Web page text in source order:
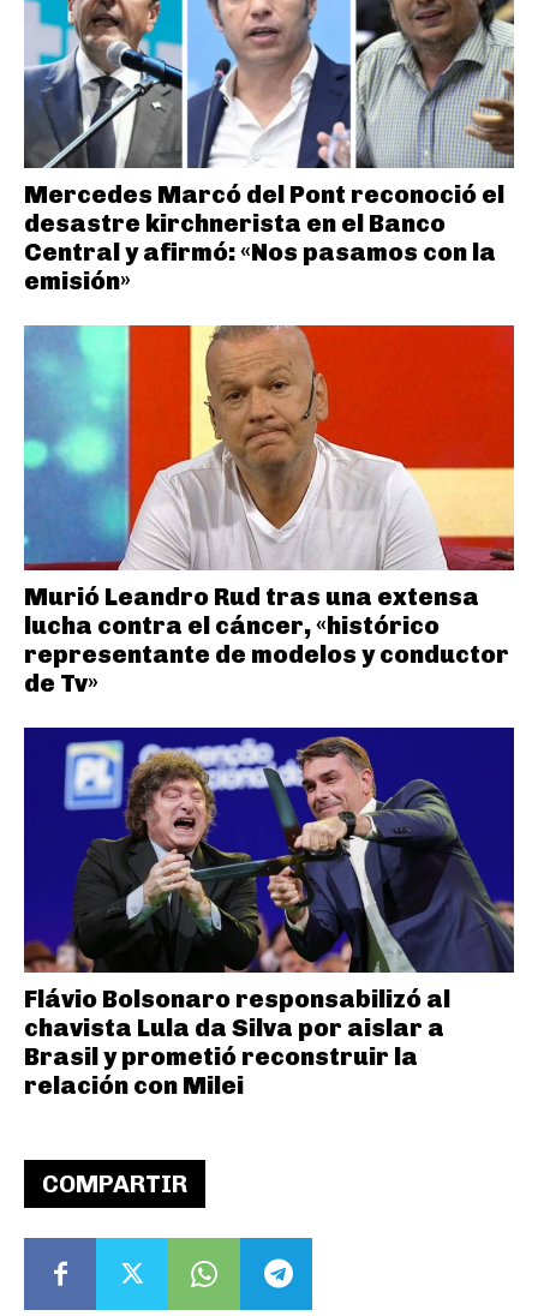
COMPARTIR
Mercedes Marcó del Pont reconoció el
desastre kirchnerista en el Banco
Central y afirmó: «Nos pasamos con la
emisión»
Murió Leandro Rud tras una extensa
lucha contra el cáncer, «histórico
representante de modelos y conductor
de Tv»
Flávio Bolsonaro responsabilizó al
chavista Lula da Silva por aislar a
Brasil y prometió reconstruir la
relación con Milei